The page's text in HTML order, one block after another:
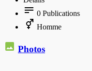
0 Publications
Homme
Photos